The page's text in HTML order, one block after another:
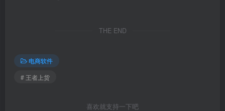
THE END
电商软件
# 王者上货
喜欢就支持一下吧